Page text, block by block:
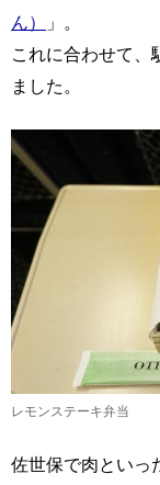
ん）
」。
これに合わせて、
ました。
レモンステーキ弁当
佐世保で肉といっ